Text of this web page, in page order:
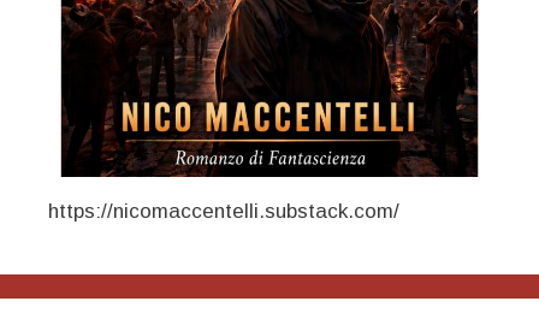
https://nicomaccentelli.substack.com/